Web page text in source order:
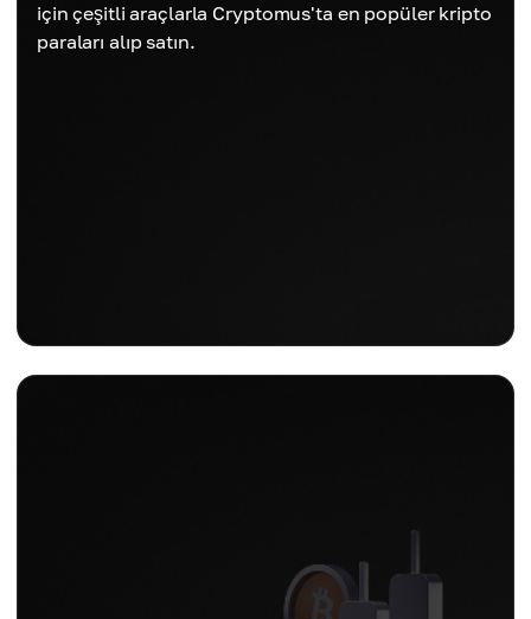
için çeşitli araçlarla Cryptomus'ta en popüler kripto
paraları alıp satın.